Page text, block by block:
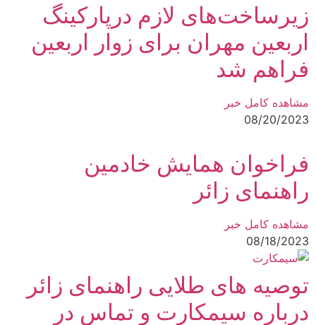
زیرساخت‌های لازم درپارکینگ
اربعین مهران برای زوار اربعین
فراهم شد
مشاهده کامل خبر
08/20/2023
فراخوان همایش خادمین
راهنمای زائر
مشاهده کامل خبر
08/18/2023
توصیه های طلایی راهنمای زائر
درباره سیمکارت و تماس در